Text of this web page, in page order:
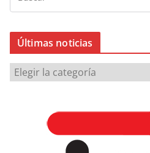
Últimas noticias
Ú
l